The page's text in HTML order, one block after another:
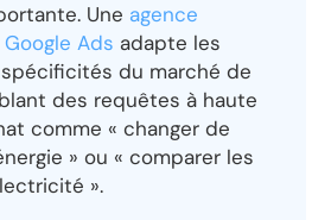
Une agence
Ads adapte les
du marché de
des requêtes à haute
comme « changer de
» ou « comparer les
».